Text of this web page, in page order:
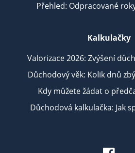
Přehled: Odpracované
Kalkulačky
Valorizace 2026: Zvýšení
Důchodový věk: Kolik dnů
Kdy můžete žádat o
Důchodová kalkulačka: Jak